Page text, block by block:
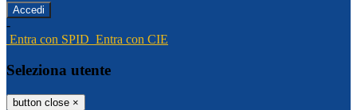
-
Entra con SPID Entra con CIE
Seleziona utente
button close ×